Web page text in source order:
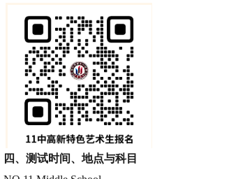
四、 测试时间、地点与科目